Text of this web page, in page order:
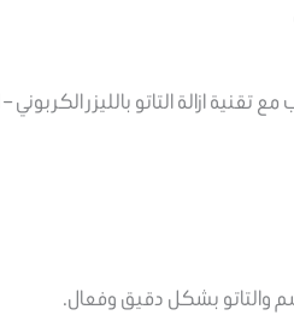
تقنية ازالة التاتو بالليزر
والتاتو بشكل دقيق وفعال.